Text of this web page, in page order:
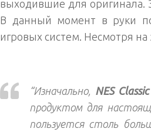
выходившие для оригинала.
В данный момент в руки
игровых систем. Несмотря на
“Изначально, NES
продуктом для
пользуется столь